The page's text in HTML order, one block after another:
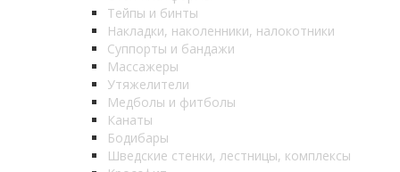
Тейпы и бинты
Накладки, наколенники, налокотники
Суппорты и бандажи
Массажеры
Утяжелители
Медболы и фитболы
Канаты
Бодибары
Шведские стенки, лестницы, комплексы